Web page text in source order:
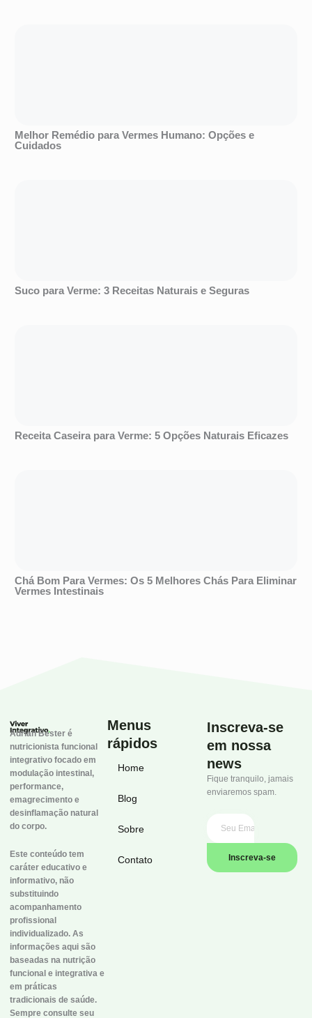
Melhor Remédio para Vermes Humano: Opções e
Cuidados
Suco para Verme: 3 Receitas Naturais e Seguras
Receita Caseira para Verme: 5 Opções Naturais Eficazes
Chá Bom Para Vermes: Os 5 Melhores Chás Para Eliminar
Vermes Intestinais
Adrian Bester é
nutricionista funcional
integrativo focado em
modulação intestinal,
performance,
emagrecimento e
desinflamação natural
do corpo.
Este conteúdo tem
caráter educativo e
informativo, não
substituindo
acompanhamento
profissional
individualizado. As
informações aqui são
baseadas na nutrição
funcional e integrativa e
em práticas
tradicionais de saúde.
Sempre consulte seu
Menus
rápidos
Home
Blog
Sobre
Contato
Inscreva-se
em nossa
news
Fique tranquilo, jamais
enviaremos spam.
Inscreva-se